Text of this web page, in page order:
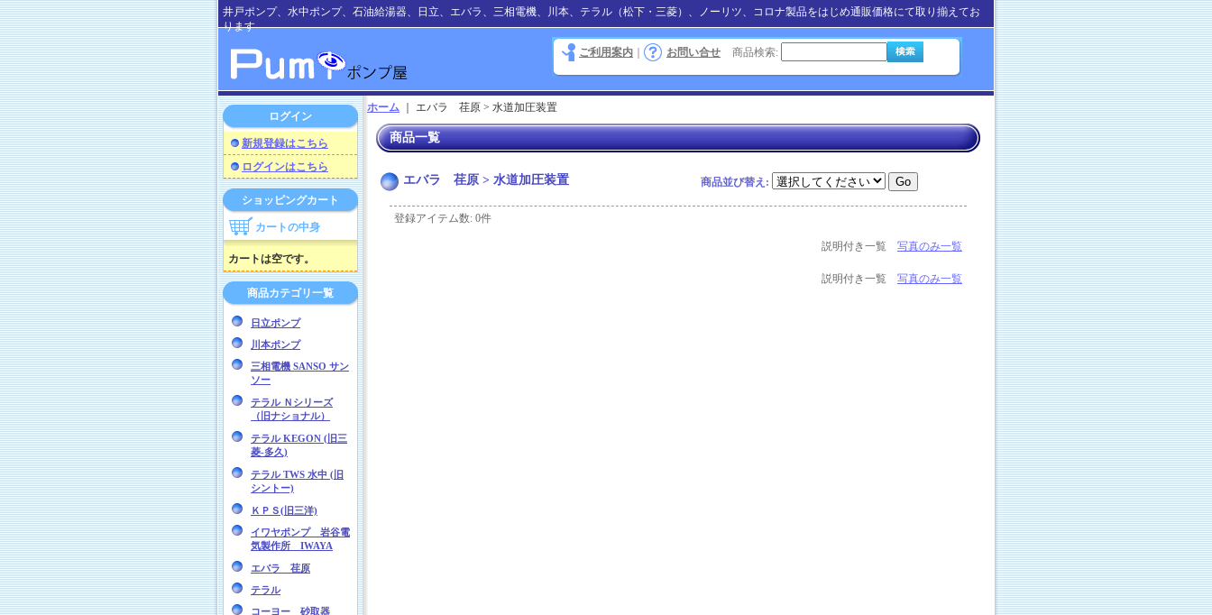
井戸ポンプ、水中ポンプ、石油給湯器、日立、エバラ、三相電機、川本、テラル（松下・三菱）、ノーリツ、コロナ製品をはじめ通販価格にて取り揃えてお
ります
ご利用案内 ｜ お問い合せ 商品検索:
ログイン
新規登録はこちら
ログインはこちら
ショッピングカート
カートの中身
カートは空です。
商品カテゴリ一覧
日立ポンプ
川本ポンプ
三相電機 SANSO サン
ソー
テラル Ｎシリーズ
（旧ナショナル）
テラル KEGON (旧三
菱-多久)
テラル TWS 水中 (旧
シントー)
ＫＰＳ(旧三洋)
イワヤポンプ 岩谷電
気製作所 IWAYA
エバラ 荏原
テラル
コーヨー 砂取器
ホーム エバラ 荏原 > 水道加圧装置
商品一覧
エバラ 荏原 > 水道加圧装置 商品並び替え :
登録アイテム数: 0件
説明付き一覧 写真のみ一覧
説明付き一覧 写真のみ一覧